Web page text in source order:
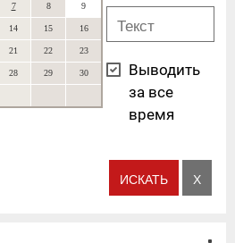
7 8 9
14 15 16
21 22 23
28 29 30
Выводить
за все
время